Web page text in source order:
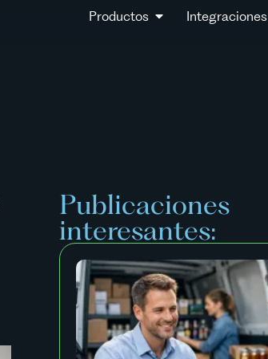
Productos Integraciones
Publicaciones
interesantes: